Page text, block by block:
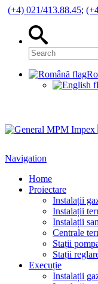
(+4) 021/413.88.45;
Navigation
Home
Proiectare
Instalații
Instalații
Instalații
Centrale
Stații
Stații
Execuție
Instalații